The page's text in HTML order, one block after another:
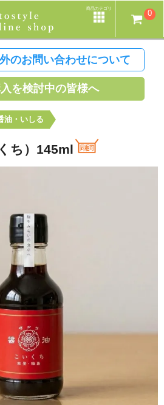
商品カテゴリ
0
のお問い合わせについて
を検討中の皆様へ
油・いしる
ち）145ml